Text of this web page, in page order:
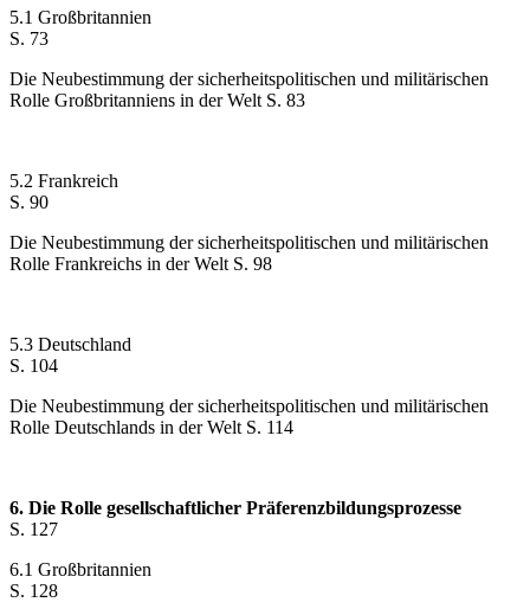
5.1 Großbritannien
S. 73
Die Neubestimmung der sicherheitspolitischen und militärischen
Rolle Großbritanniens in der Welt S. 83
5.2 Frankreich
S. 90
Die Neubestimmung der sicherheitspolitischen und militärischen
Rolle Frankreichs in der Welt S. 98
5.3 Deutschland
S. 104
Die Neubestimmung der sicherheitspolitischen und militärischen
Rolle Deutschlands in der Welt S. 114
6. Die Rolle gesellschaftlicher Präferenzbildungsprozesse
S. 127
6.1 Großbritannien
S. 128